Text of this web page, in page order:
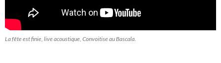
La fête est finie, live acoustique, Convoitise au Bascala.